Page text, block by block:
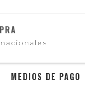
MEDIOS DE PAGO